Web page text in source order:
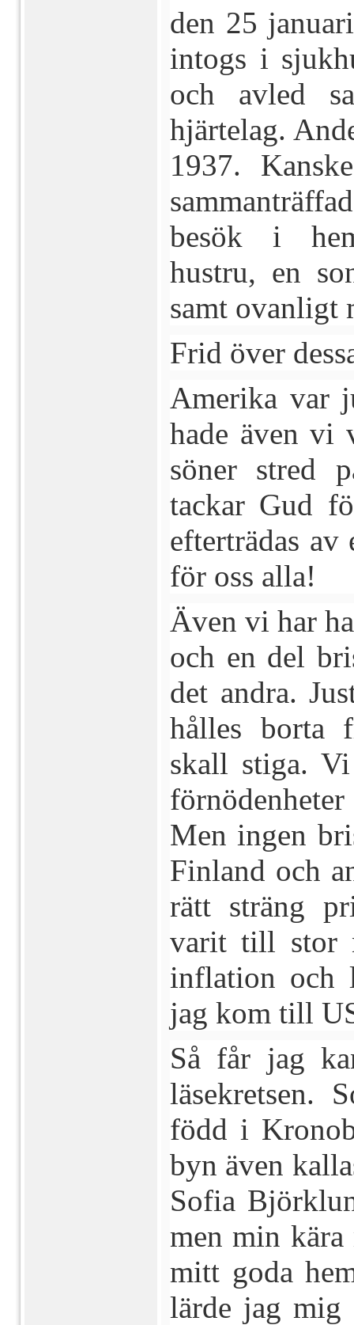
den 25
intogs i
och avled
hjärtelag.
1937.
besök i
hustru, en
samt ovanligt
Frid över
Amerika var
hade även vi
söner stred
tackar Gud
efterträdas
för oss alla!
Även vi har
och en del
det andra.
hålles borta
skall stiga.
Men ingen
Finland och
rätt sträng
varit till stor
inflation och
jag kom till
Så får jag
läsekretsen.
född i
byn även
Sofia
men min
mitt goda
lärde jag mig